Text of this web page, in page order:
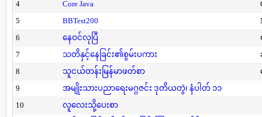
4
Core Java
5
BBTest200
6
နေဝင်လုပြီ
7
သတိနှင့်နေခြင်း၏စွမ်းပကား
8
သူငယ်တန်းမြန်မာဖတ်စာ
9
အမျိုးသားပညာရေးမဂ္ဂဇင်း ဒုတိယတွဲ၊ နံပါတ် ၁၁
10
လူလေးသို့ပေးစာ